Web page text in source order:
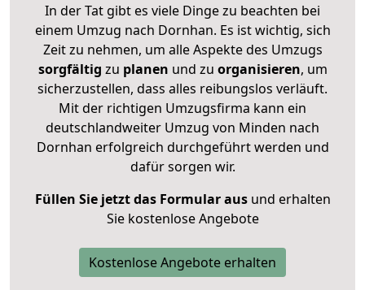
In der Tat gibt es viele Dinge zu beachten bei
einem Umzug nach Dornhan. Es ist wichtig, sich
Zeit zu nehmen, um alle Aspekte des Umzugs
sorgfältig zu planen und zu organisieren, um
sicherzustellen, dass alles reibungslos verläuft.
Mit der richtigen Umzugsfirma kann ein
deutschlandweiter Umzug von Minden nach
Dornhan erfolgreich durchgeführt werden und
dafür sorgen wir.
Füllen Sie jetzt das Formular ausund erhalten
Sie kostenlose Angebote
Kostenlose Angebote erhalten